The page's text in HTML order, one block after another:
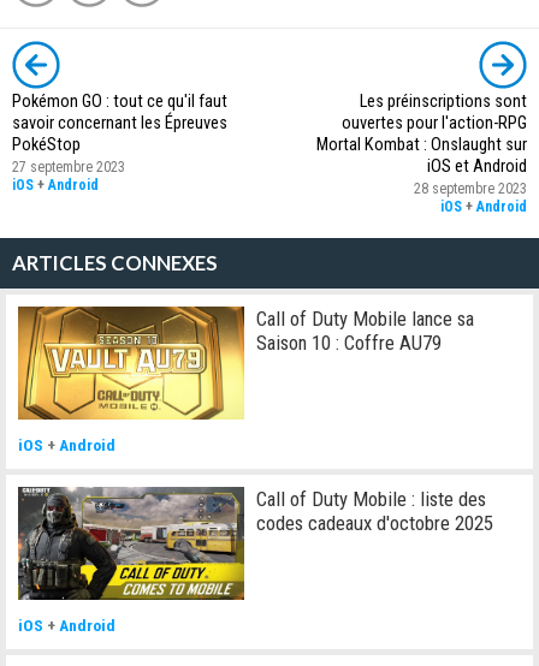
Pokémon GO : tout ce qu'il faut
savoir concernant les Épreuves
PokéStop
27 septembre 2023
iOS +Android
Les préinscriptions sont
ouvertes pour l'action-RPG
Mortal Kombat : Onslaught sur
iOS et Android
28 septembre 2023
iOS +Android
ARTICLES CONNEXES
Call of Duty Mobile lance sa
Saison 10 : Coffre AU79
iOS +Android
Call of Duty Mobile : liste des
codes cadeaux d'octobre 2025
iOS +Android